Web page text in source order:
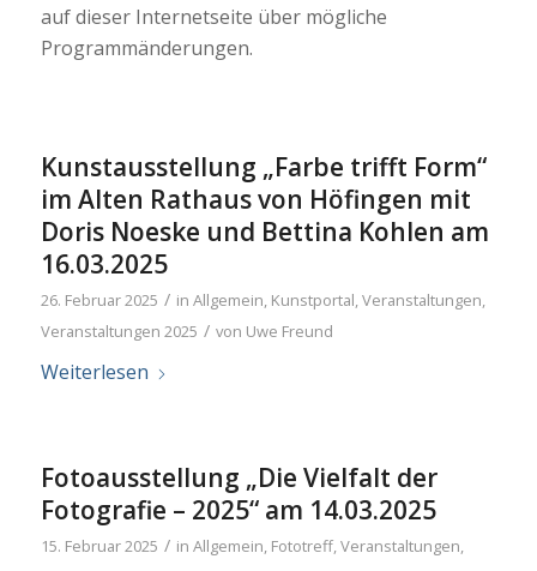
auf dieser Internetseite über mögliche
Programmänderungen.
Kunstausstellung „Farbe trifft Form“
im Alten Rathaus von Höfingen mit
Doris Noeske und Bettina Kohlen am
16.03.2025
26. Februar 2025 / in Allgemein, Kunstportal,Veranstaltungen,
Veranstaltungen 2025 / von Uwe Freund
Weiterlesen
Fotoausstellung „Die Vielfalt der
Fotografie – 2025“ am 14.03.2025
15. Februar 2025 / in Allgemein, Fototreff,Veranstaltungen,